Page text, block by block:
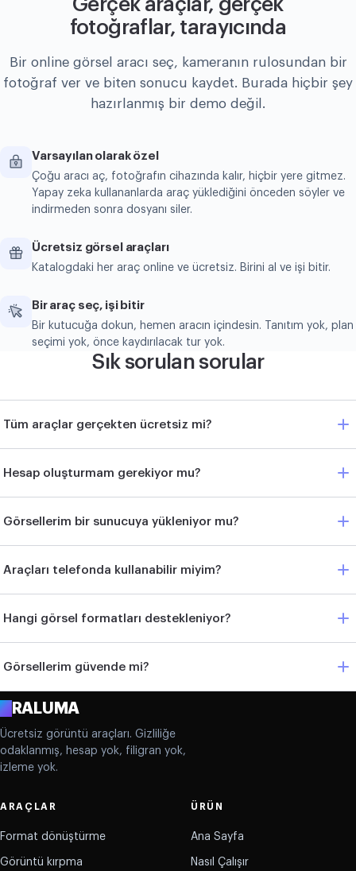
Gerçek araçlar, gerçek
fotoğraflar, tarayıcında
Bir online görsel aracı seç, kameranın rulosundan bir
fotoğraf ver ve biten sonucu kaydet. Burada hiçbir şey
hazırlanmış bir demo değil.
Varsayılan olarak özel
Çoğu aracı aç, fotoğrafın cihazında kalır, hiçbir yere gitmez.
Yapay zeka kullananlarda araç yüklediğini önceden söyler ve
indirmeden sonra dosyanı siler.
Ücretsiz görsel araçları
Katalogdaki her araç online ve ücretsiz. Birini al ve işi bitir.
Bir araç seç, işi bitir
Bir kutucuğa dokun, hemen aracın içindesin. Tanıtım yok, plan
seçimi yok, önce kaydırılacak tur yok.
Sık sorulan sorular
Tüm araçlar gerçekten ücretsiz mi?
Hesap oluşturmam gerekiyor mu?
Görsellerim bir sunucuya yükleniyor mu?
Araçları telefonda kullanabilir miyim?
Hangi görsel formatları destekleniyor?
Görsellerim güvende mi?
ARALUMA
Ücretsiz görüntü araçları. Gizliliğe
odaklanmış, hesap yok, filigran yok,
izleme yok.
ARAÇLAR
Format dönüştürme
Görüntü kırpma
ÜRÜN
Ana Sayfa
Nasıl Çalışır